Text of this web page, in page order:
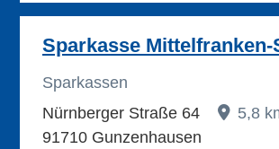
Sparkasse Mittelfranken-
Sparkassen
Nürnberger Straße 64
5,8
91710 Gunzenhausen